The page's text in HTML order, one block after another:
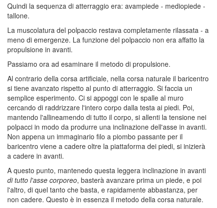
Quindi la sequenza di atterraggio era: avampiede - mediopiede -
tallone.
La muscolatura del polpaccio restava completamente rilassata - a
meno di emergenze. La funzione del polpaccio non era affatto la
propulsione in avanti.
Passiamo ora ad esaminare il metodo di propulsione.
Al contrario della corsa artificiale, nella corsa naturale il baricentro
si tiene avanzato rispetto al punto di atterraggio. Si faccia un
semplice esperimento. Ci si appoggi con le spalle al muro
cercando di raddrizzare l'intero corpo dalla testa ai piedi. Poi,
mantendo l'allineamendo di tutto il corpo, si allenti la tensione nei
polpacci in modo da produrre una inclinazione dell'asse in avanti.
Non appena un immaginario filo a piombo passante per il
baricentro viene a cadere oltre la piattaforma dei piedi, si inizierà
a cadere in avanti.
A questo punto, mantenedo questa leggera inclinazione in avanti
di tutto l'asse corporeo, basterà avanzare prima un piede, e poi
l'altro, di quel tanto che basta, e rapidamente abbastanza, per
non cadere. Questo è in essenza il metodo della corsa naturale.